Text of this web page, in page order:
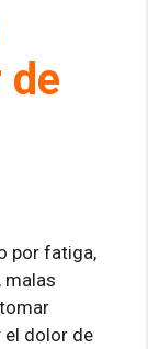
de
por fatiga,
malas
el dolor de